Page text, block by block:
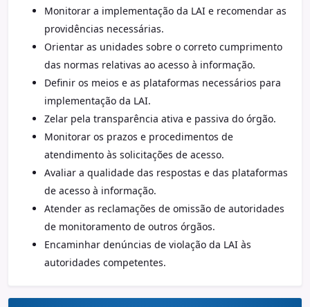
Monitorar a implementação da LAI e recomendar as
providências necessárias.
Orientar as unidades sobre o correto cumprimento
das normas relativas ao acesso à informação.
Definir os meios e as plataformas necessários para
implementação da LAI.
Zelar pela transparência ativa e passiva do órgão.
Monitorar os prazos e procedimentos de
atendimento às solicitações de acesso.
Avaliar a qualidade das respostas e das plataformas
de acesso à informação.
Atender as reclamações de omissão de autoridades
de monitoramento de outros órgãos.
Encaminhar denúncias de violação da LAI às
autoridades competentes.